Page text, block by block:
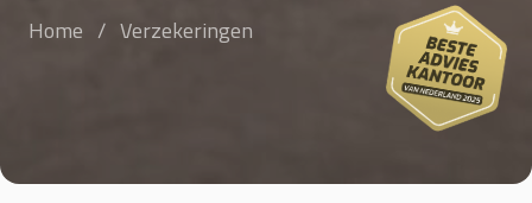
Home / Verzekeringen